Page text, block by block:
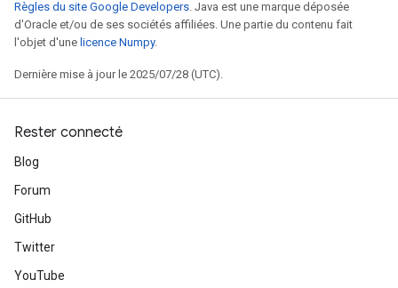
Règles du site Google Developers. Java est une marque déposée
d'Oracle et/ou de ses sociétés affiliées. Une partie du contenu fait
l'objet d'une licence Numpy.
Dernière mise à jour le 2025/07/28 (UTC).
Rester connecté
Blog
Forum
GitHub
Twitter
YouTube